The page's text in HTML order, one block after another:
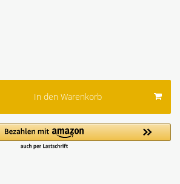
In den Warenkorb